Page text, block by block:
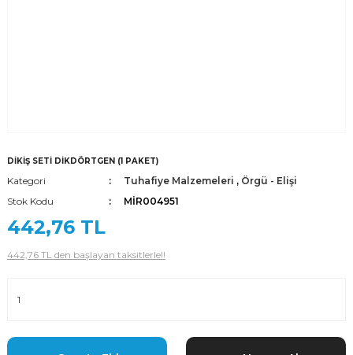
DİKİŞ SETİ DİKDÖRTGEN (1 PAKET)
Kategori Tuhafiye Malzemeleri , Örgü - Elişi
Stok Kodu
MİR004951
442,76 TL
442,76 TL den başlayan taksitlerle!!